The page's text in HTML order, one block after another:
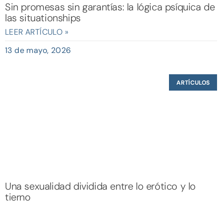
Sin promesas sin garantías: la lógica psíquica de
las situationships
LEER ARTÍCULO »
13 de mayo, 2026
ARTÍCULOS
Una sexualidad dividida entre lo erótico y lo
tierno